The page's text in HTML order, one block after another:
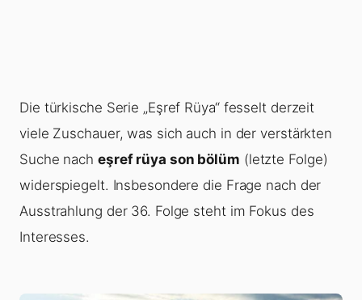
Die türkische Serie „Eşref Rüya“ fesselt derzeit
viele Zuschauer, was sich auch in der verstärkten
Suche nach eşref rüya son bölüm (letzte Folge)
widerspiegelt. Insbesondere die Frage nach der
Ausstrahlung der 36. Folge steht im Fokus des
Interesses.